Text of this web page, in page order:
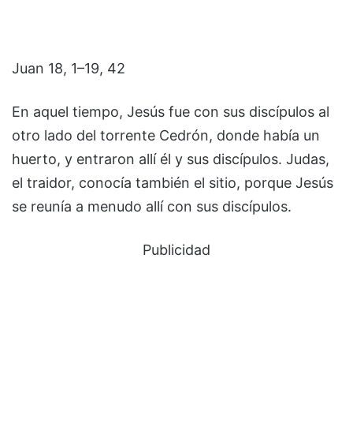
Juan 18, 1–19, 42
En aquel tiempo, Jesús fue con sus discípulos al
otro lado del torrente Cedrón, donde había un
huerto, y entraron allí él y sus discípulos. Judas,
el traidor, conocía también el sitio, porque Jesús
se reunía a menudo allí con sus discípulos.
Publicidad